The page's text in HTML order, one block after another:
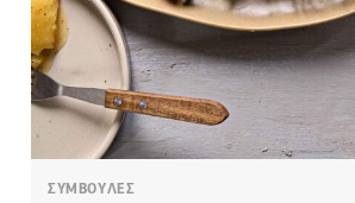
ΣΥΜΒΟΥΛΕΣ